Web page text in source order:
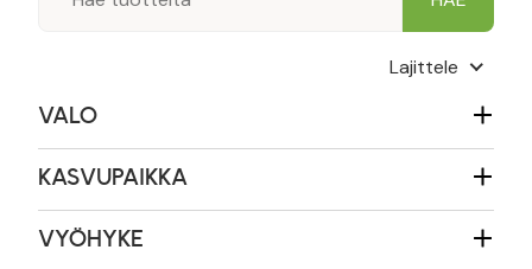
Lajittele
VALO
KASVUPAIKKA
VYÖHYKE